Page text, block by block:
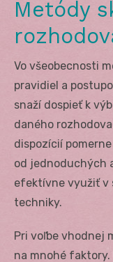
Metódy
Vo všeobecnosti
pravidiel a
snaží dospieť k
daného
dispozícií
od jednoduchých
efektívne využiť v
techniky.
Pri voľbe vhodnej
na mnohé